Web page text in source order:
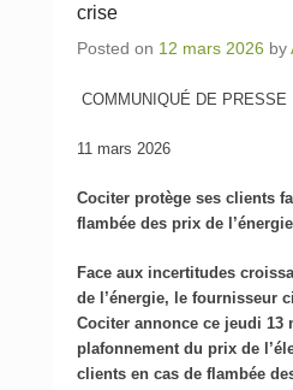
crise
Posted on 12 mars 2026 by
COMMUNIQUÉ DE PRESSE
11 mars 2026
Cociter protège ses clients
flambée des prix de l’énergie
Face aux incertitudes
de l’énergie, le fournisseur
Cociter annonce ce jeudi 13
plafonnement du prix de
clients en cas de flambée